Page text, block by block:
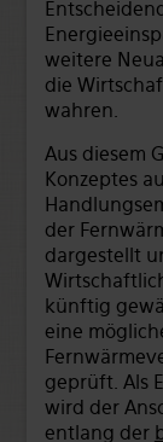
weitere
die
wahren.
Aus diesem
Konzeptes
der
dargestellt
künftig
eine
geprüft. Als
wird der
entlang der